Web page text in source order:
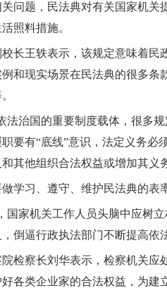
问题，民法典对有关国家机
照料措施。
长王轶表示，该规定意味着
和现实场景在民法典的很多
法治国的重要制度载体，很多
要有“底线”意识，法定义务必
其他组织合法权益或增加其义
学习、遵守、维护民法典的表
国家机关工作人员头脑中应树
倒逼行政执法部门不断提高依
检察长刘华表示，检察机关应
各类企业家的合法权益，为建